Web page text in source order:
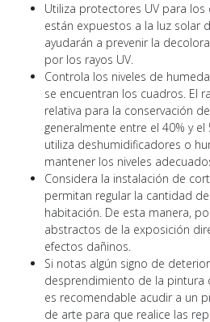
Utiliza protectores UV para
están expuestos a la luz solar
ayudarán a prevenir la
por los rayos UV.
Controla los niveles de
se encuentran los cuadros. El
relativa para la conservación
generalmente entre el 40% y el
utiliza deshumidificadores o
mantener los niveles
Considera la instalación de
permitan regular la cantidad
habitación. De esta manera,
abstractos de la exposición
efectos dañinos.
Si notas algún signo de
desprendimiento de la pintura
es recomendable acudir a un
de arte para que realice las